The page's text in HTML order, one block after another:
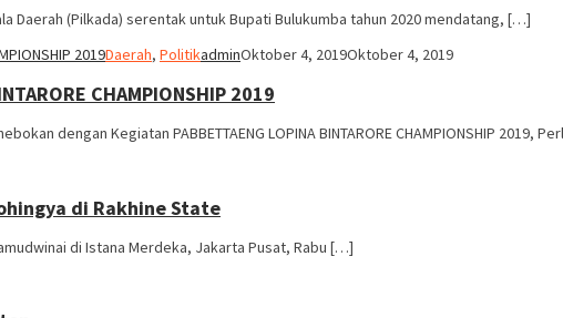
Daerah (Pilkada) serentak untuk Bupati Bulukumba tahun 2020 mendatang, […]
Daerah, PolitikadminOktober 4, 2019Oktober 4, 2019
CHAMPIONSHIP 2019
dengan Kegiatan PABBETTAENG LOPINA BINTARORE CHAMPIONSHIP 2019,
di Rakhine State
di Istana Merdeka, Jakarta Pusat, Rabu […]